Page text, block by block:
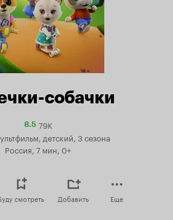
собачки
8.5Рейтинг
Кинопоиска
8.5
79K
детский, 3 сезона
Россия, 7 мин, 0+
смотреть Добавить Еще